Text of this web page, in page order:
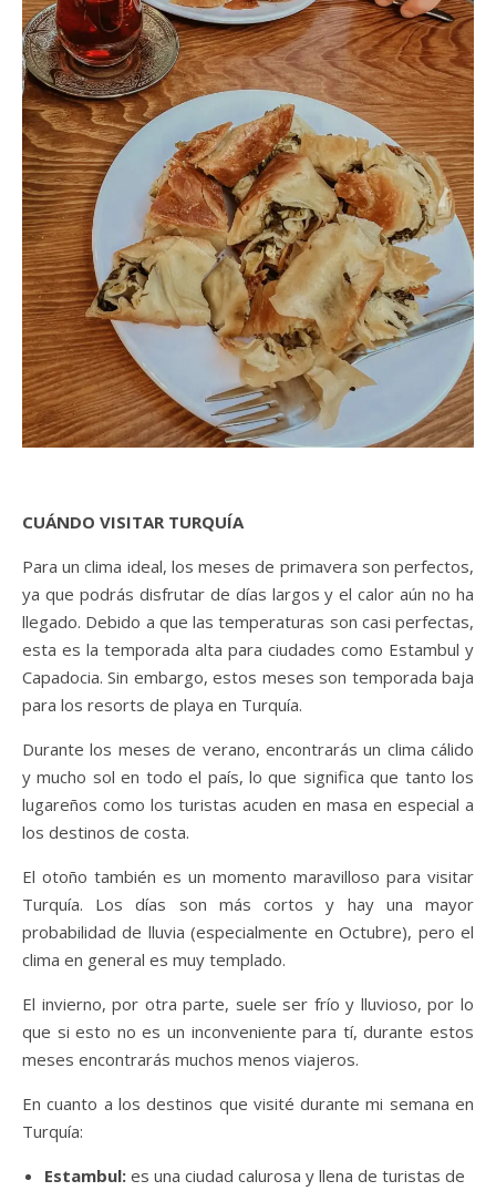
CUÁNDO VISITAR TURQUÍA
Para un clima ideal, los meses de primavera son perfectos,
ya que podrás disfrutar de días largos y el calor aún no ha
llegado. Debido a que las temperaturas son casi perfectas,
esta es la temporada alta para ciudades como Estambul y
Capadocia. Sin embargo, estos meses son temporada baja
para los resorts de playa en Turquía.
Durante los meses de verano, encontrarás un clima cálido
y mucho sol en todo el país, lo que significa que tanto los
lugareños como los turistas acuden en masa en especial a
los destinos de costa.
El otoño también es un momento maravilloso para visitar
Turquía. Los días son más cortos y hay una mayor
probabilidad de lluvia (especialmente en Octubre), pero el
clima en general es muy templado.
El invierno, por otra parte, suele ser frío y lluvioso, por lo
que si esto no es un inconveniente para tí, durante estos
meses encontrarás muchos menos viajeros.
En cuanto a los destinos que visité durante mi semana en
Turquía:
Estambul: es una ciudad calurosa y llena de turistas de